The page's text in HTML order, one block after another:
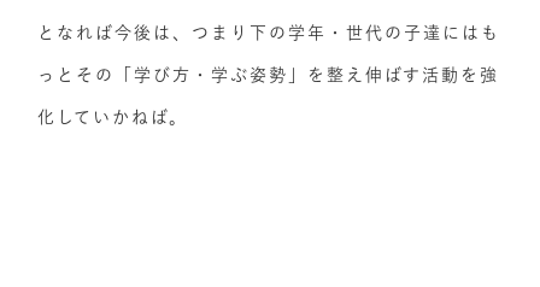
となれば今後は、つまり下の学年・世代の子達にはも
っとその「学び方・学ぶ姿勢」を整え伸ばす活動を強
化していかねば。